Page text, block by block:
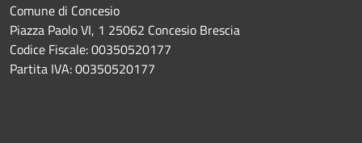
Comune di Concesio
Piazza Paolo VI, 1 25062 Concesio Brescia
Codice Fiscale: 00350520177
Partita IVA: 00350520177